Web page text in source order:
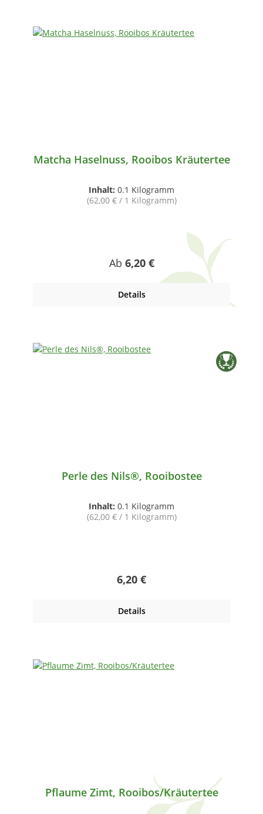
Matcha Haselnuss, Rooibos Kräutertee
Inhalt: 0.1 Kilogramm
(62,00 € / 1 Kilogramm)
Regulärer Preis:
Ab 6,20 €
Details
Perle des Nils®, Rooibostee
Inhalt: 0.1 Kilogramm
(62,00 € / 1 Kilogramm)
Regulärer Preis:
6,20 €
Details
Pflaume Zimt, Rooibos/Kräutertee